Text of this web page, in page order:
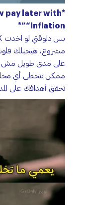
pay later with
“Inflation”*
مشروع، هيجبلك
على مدى طويل مش
ممكن تتخطى أي
تحقق أهدافك على